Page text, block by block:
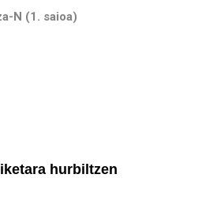
N (1. saioa)
hurbiltzen